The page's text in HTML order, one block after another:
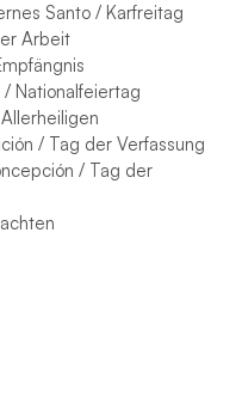
Santo / Karfreitag
Arbeit
Nationalfeiertag
/ Tag der Verfassung
/ Tag der